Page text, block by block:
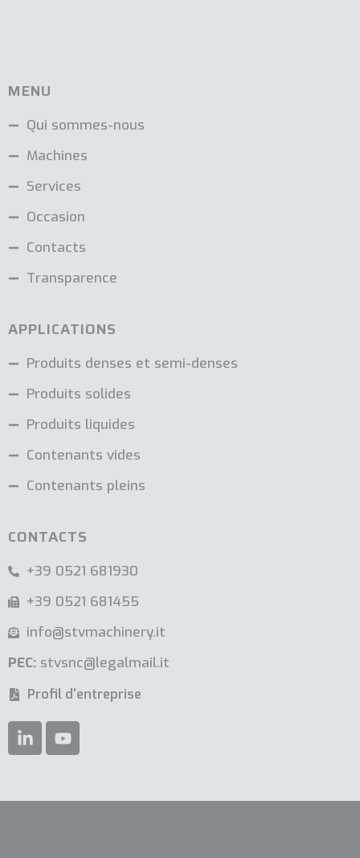
MENU
Qui sommes-nous
Machines
Services
Occasion
Contacts
Transparence
APPLICATIONS
Produits denses et semi-denses
Produits solides
Produits liquides
Contenants vides
Contenants pleins
CONTACTS
+39 0521 681930
+39 0521 681455
info@stvmachinery.it
PEC: stvsnc@legalmail.it
Profil d'entreprise